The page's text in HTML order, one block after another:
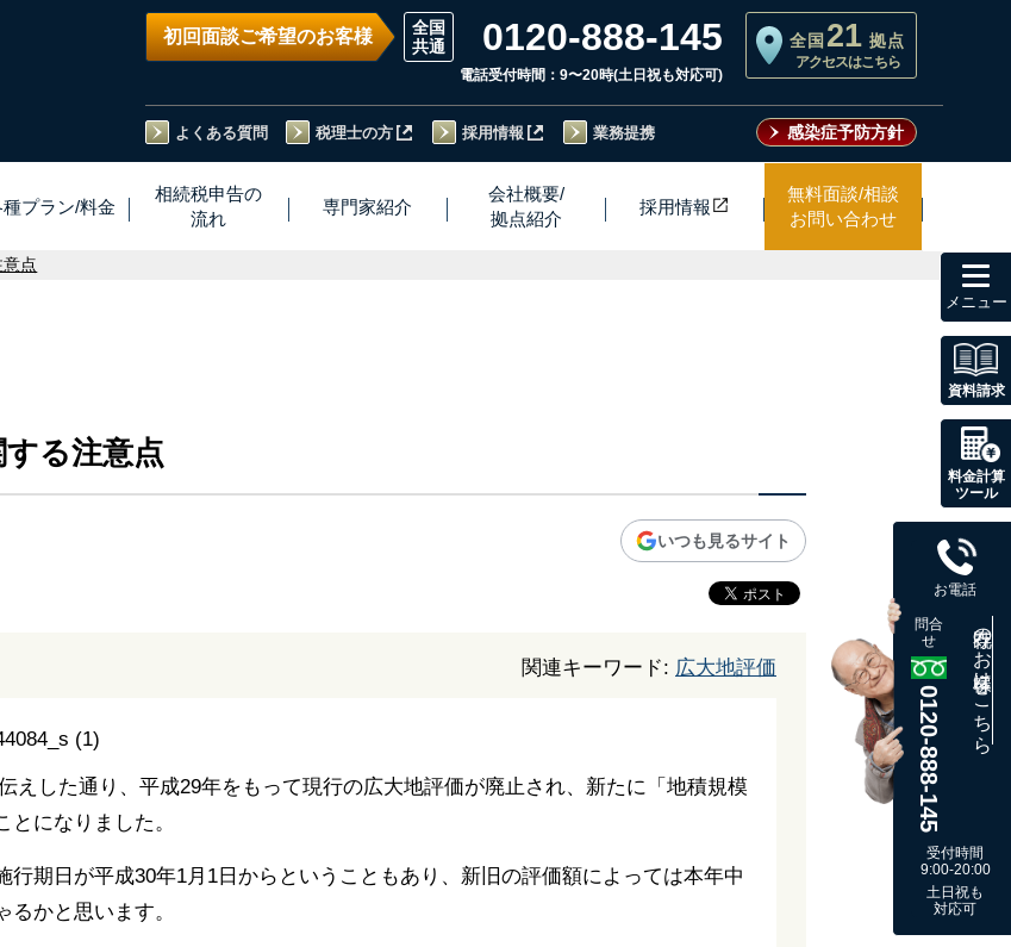
初回面談ご希望のお客様 0120-888-145
電話受付時間：9〜20時(土日祝も対応可)
全国 21 拠点
アクセスはこちら
よくある質問 税理士の方 採用情報 業務提携 感染症予防方針
種プラン/料金
相続税申告の
流れ
専門家紹介
会社概要/
拠点紹介
採用情報
無料面談/相談
お問い合わせ
点
る注意点
いつも見るサイト
関連キーワード: 広大地評価
えした通り、平成29年をもって現行の広大地評価が廃止され、新たに「地積規模
になりました。
行期日が平成30年1月1日からということもあり、新旧の評価額によっては本年中
かと思います。
資料請求
料金計算
ツール
お電話
問合
せ
0120-888-145
既存のお客様はこちら
受付時間
9:00-20:00
土日祝も
対応可